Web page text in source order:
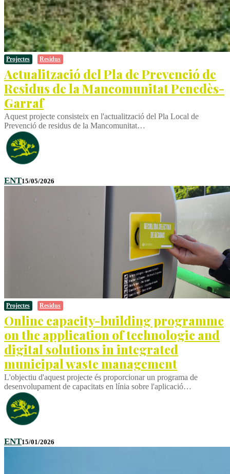
Projectes Residus
Actualització del Pla de Prevenció de
Residus de la Mancomunitat Penedès-
Garraf
Aquest projecte consisteix en l'actualització del Pla Local de
Prevenció de residus de la Mancomunitat…
ENT15/05/2026
Projectes Residus
Online capacity-building programme
on the application of technologic and
digital solutions in integrated
municipal waste management
L'objectiu d'aquest projecte és proporcionar un programa de
desenvolupament de capacitats en línia sobre l'aplicació…
ENT15/01/2026